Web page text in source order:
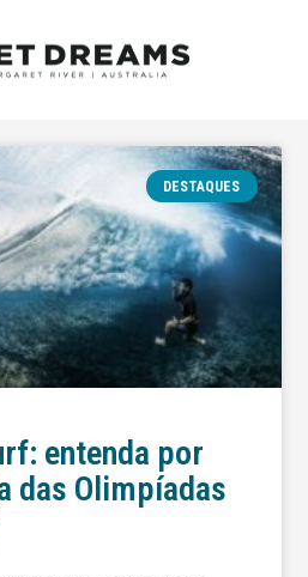
DESTAQUES
entenda por
das Olimpíadas